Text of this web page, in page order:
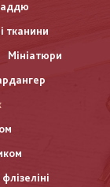
тканини
Мініатюри